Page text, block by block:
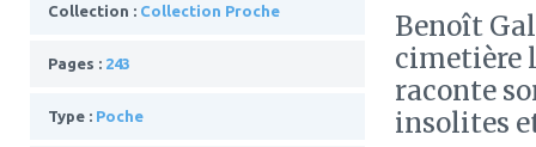
Collection : Collection Proche
Pages : 243
Type : Poche
Benoît
cimetière
raconte
insolites